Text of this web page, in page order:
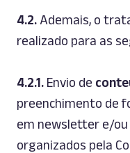
4.2. Ademais, o
realizado para as
4.2.1. Envio de
preenchimento de
em newsletter e/
organizados pela